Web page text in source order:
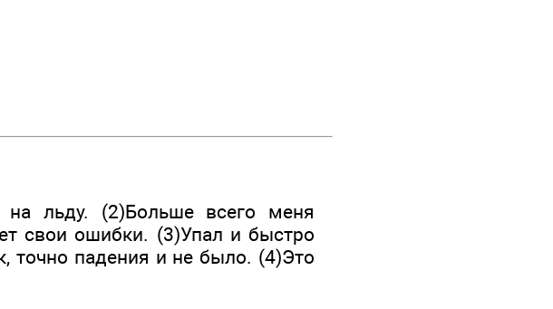
льду. (2)Больше всего меня
свои ошибки. (3)Упал и быстро
точно падения и не было. (4)Это